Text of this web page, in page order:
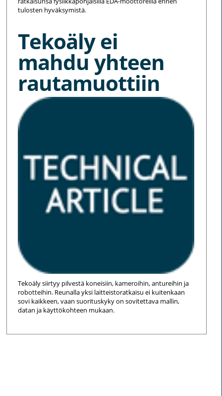
tulosten hyväksymistä.
Tekoäly ei
mahdu yhteen
rautamuottiin
Tekoäly siirtyy pilvestä koneisiin, kameroihin, antureihin ja
robotteihin. Reunalla yksi laitteistoratkaisu ei kuitenkaan
sovi kaikkeen, vaan suorituskyky on sovitettava mallin,
datan ja käyttökohteen mukaan.